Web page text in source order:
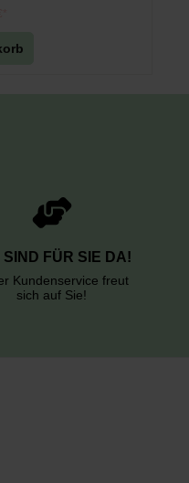
SIND FÜR SIE DA!
Kundenservice freut
sich auf Sie!